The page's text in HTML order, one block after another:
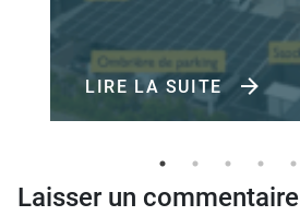
LIRE LA SUITE
Laisser un commentaire